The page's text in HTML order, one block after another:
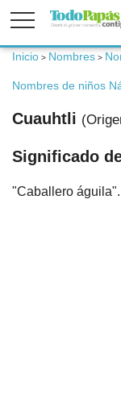
Fertilidad
Embarazo
Bebé
Inicio > Nombres >
Nombres de niños
Cuauhtli
Significado
"Caballero águila".